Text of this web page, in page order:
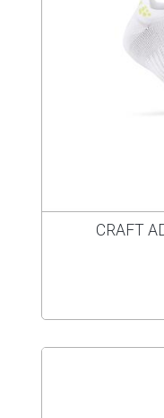
CRAFT